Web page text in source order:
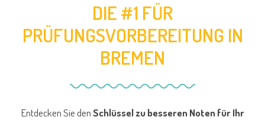
DIE #1 FÜR
PRÜFUNGSVORBEREITUNG IN
BREMEN
Entdecken Sie denSchlüssel zu besseren Noten für Ihr